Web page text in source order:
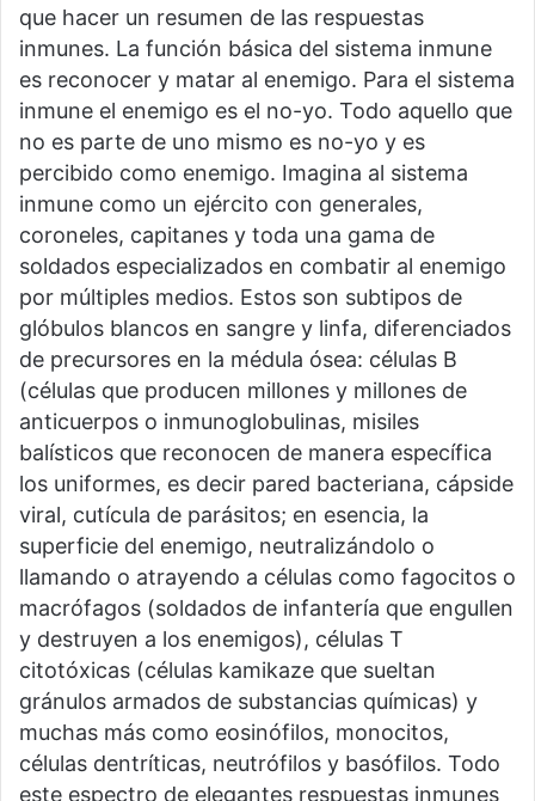
que hacer un resumen de las respuestas
inmunes. La función básica del sistema inmune
es reconocer y matar al enemigo. Para el sistema
inmune el enemigo es el no-yo. Todo aquello que
no es parte de uno mismo es no-yo y es
percibido como enemigo. Imagina al sistema
inmune como un ejército con generales,
coroneles, capitanes y toda una gama de
soldados especializados en combatir al enemigo
por múltiples medios. Estos son subtipos de
glóbulos blancos en sangre y linfa, diferenciados
de precursores en la médula ósea: células B
(células que producen millones y millones de
anticuerpos o inmunoglobulinas, misiles
balísticos que reconocen de manera específica
los uniformes, es decir pared bacteriana, cápside
viral, cutícula de parásitos; en esencia, la
superficie del enemigo, neutralizándolo o
llamando o atrayendo a células como fagocitos o
macrófagos (soldados de infantería que engullen
y destruyen a los enemigos), células T
citotóxicas (células kamikaze que sueltan
gránulos armados de substancias químicas) y
muchas más como eosinófilos, monocitos,
células dentríticas, neutrófilos y basófilos. Todo
este espectro de elegantes respuestas inmunes